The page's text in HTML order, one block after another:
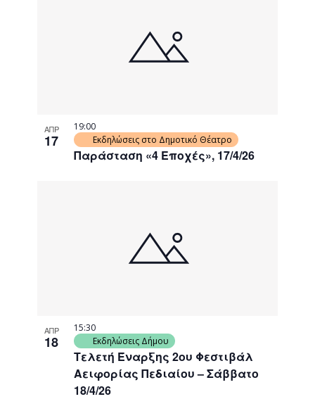
ΑΠΡ
17
Παράσταση «4 Εποχές», 17/4/26
19:00
Εκδηλώσεις στο Δημοτικό Θέατρο
ΑΠΡ
18
Τελετή Έναρξης 2ου Φεστιβάλ
Αειφορίας Πεδιαίου – Σάββατο
18/4/26
15:30
Εκδηλώσεις Δήμου